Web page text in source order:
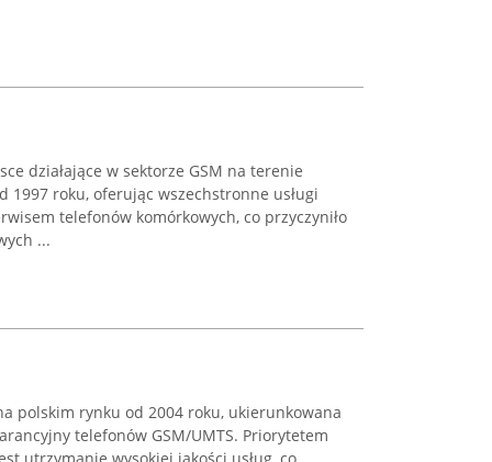
działające w sektorze GSM na terenie
1997 roku, oferując wszechstronne usługi
telefonów komórkowych, co przyczyniło
...
polskim rynku od 2004 roku, ukierunkowana
telefonów GSM/UMTS. Priorytetem